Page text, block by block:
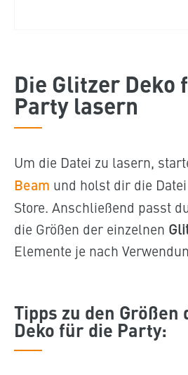
Die Glitzer Deko
Party lasern
Um die Datei zu lasern,
Beam und holst dir die
Store. Anschließend passt
die Größen der einzelnen
Elemente je nach
Tipps zu den
Deko für die Party: